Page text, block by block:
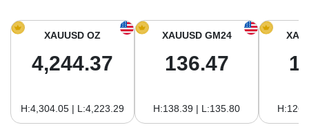
Precio del Oro hoy en América del sur
XAUUSD OZ
4,244.37
H:4,304.05 | L:4,223.29
XAUUSD GM24
136.47
H:138.39 | L:135.80